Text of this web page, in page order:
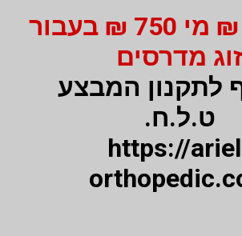
של 475 ₪ מי 750 ₪ בעבור
זוג מדרסים
לתקנון המבצע
ט.ל.ח.
https://